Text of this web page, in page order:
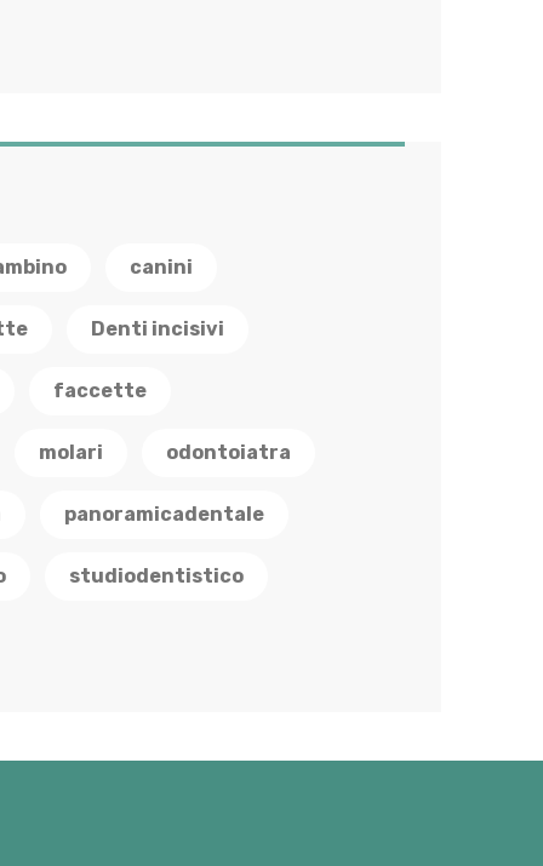
canini
Denti incisivi
faccette
molari odontoiatra
panoramicadentale
studiodentistico